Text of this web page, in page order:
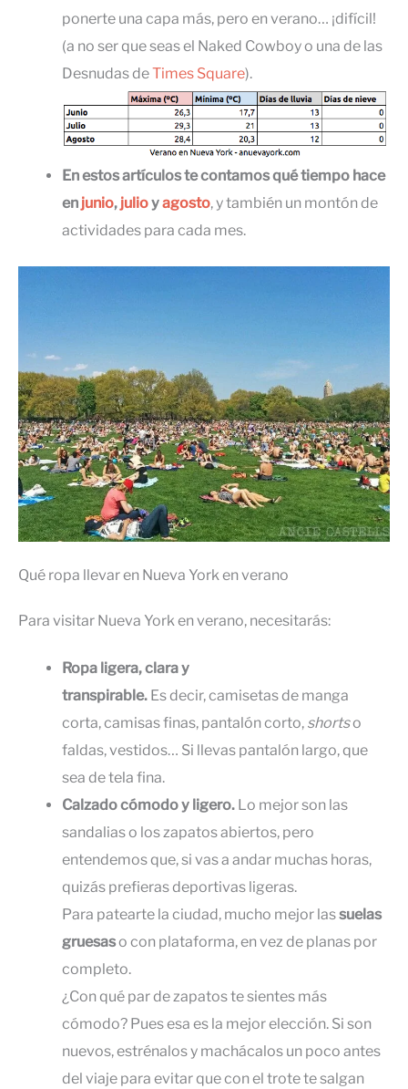
ponerte una capa más, pero en verano… ¡difícil!
(a no ser que seas el Naked Cowboy o una de las
Desnudas deTimes Square).
En estos artículos te contamos qué tiempo hace
en junio, julioyagosto, y también un montón de
actividades para cada mes.
Qué ropa llevar en Nueva York en verano
Para visitar Nueva York en verano, necesitarás:
Ropa ligera, clara y
transpirable. Es decir, camisetas de manga
corta, camisas finas, pantalón corto, shortso
faldas, vestidos… Si llevas pantalón largo, que
sea de tela fina.
Calzado cómodo y ligero. Lo mejor son las
sandalias o los zapatos abiertos, pero
entendemos que, si vas a andar muchas horas,
quizás prefieras deportivas ligeras.
Para patearte la ciudad, mucho mejor lassuelas
gruesaso con plataforma, en vez de planas por
completo.
¿Con qué par de zapatos te sientes más
cómodo? Pues esa es la mejor elección. Si son
nuevos, estrénalos y machácalos un poco antes
del viaje para evitar que con el trote te salgan